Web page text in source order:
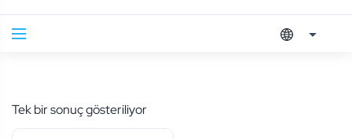
Tek bir sonuç gösteriliyor